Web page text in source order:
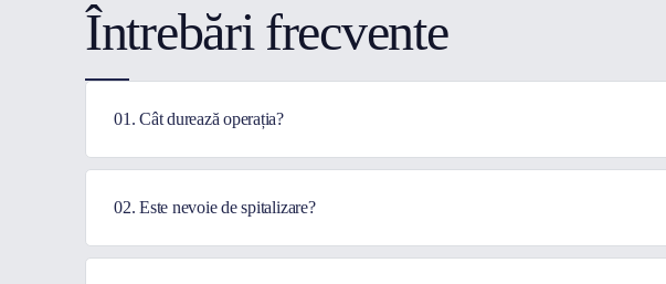
Întrebări frecvente
01. Cât durează operația?
02. Este nevoie de spitalizare?